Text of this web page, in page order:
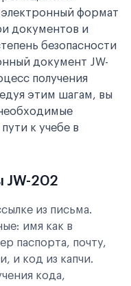
формат
документов и
безопасности
документ JW-
получения
этим шагам, вы
к учебе в
JW-202
из письма.
имя как в
паспорта, почту,
и код из капчи.
кода,